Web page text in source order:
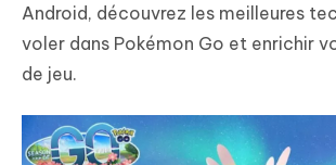
Android, découvrez les meilleures
voler dans Pokémon Go et enrichir
de jeu.